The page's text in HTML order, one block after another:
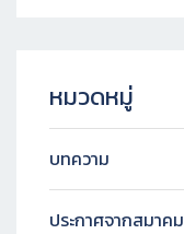
หมวดหมู่
บทความ
ประกาศจากสมาคม